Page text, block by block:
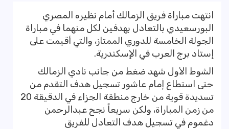
انتهت مباراة فريق الزمالك أمام نظيره المصري
البورسعيدي بالتعادل بهدفين لكل منهما في مباراة
الجولة الخامسة للدوري الممتاز، والتي أقيمت على
إستاد برج العرب في الإسكندرية.
الشوط الأول شهد ضغط من جانب نادي الزمالك
حتى استطاع إمام عاشور تسجيل هدف التقدم من
تسديدة قوية من خارج منطقة الجزاء في الدقيقة 20
من زمن المباراة، ولكن سريعاً نجح عبدالرحمن
دغموم في تسجيل هدف التعادل للفريق